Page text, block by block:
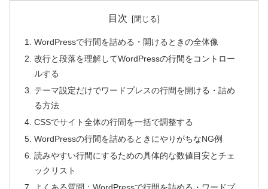
目次
WordPressで行間を詰める・開けるときの全体像
改行と段落を理解してWordPressの行間をコントロー
ルする
テーマ設定だけでワードプレスの行間を開ける・詰め
る方法
CSSでサイト全体の行間を一括で調整する
WordPressの行間を詰めるときにやりがちなNG例
読みやすい行間にするための具体的な数値目安とチェ
ックリスト
よくある質問：WordPressで行間を詰める・ワードプ